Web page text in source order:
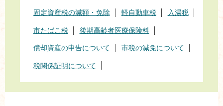
固定資産税の減額・免除 軽自動車税 入湯税
市たばこ税 後期高齢者医療保険料
償却資産の申告について 市税の減免について
税関係証明について